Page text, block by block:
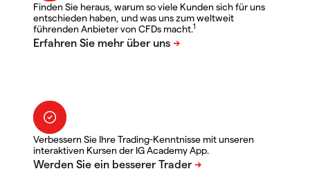
Finden Sie heraus, warum so viele Kunden sich für uns
entschieden haben, und was uns zum weltweit
führenden Anbieter von CFDs macht.1
Verbessern Sie Ihre Trading-Kenntnisse mit unseren
interaktiven Kursen der IG Academy App.